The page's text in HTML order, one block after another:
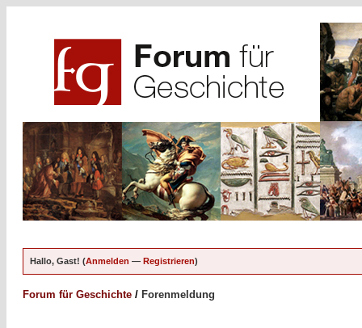
Hallo, Gast! (Anmelden — Registrieren)
Forum für Geschichte / Forenmeldung